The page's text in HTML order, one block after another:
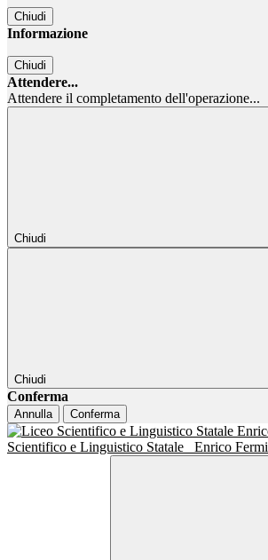
Chiudi
Informazione
Chiudi
Attendere...
Attendere il completamento dell'operazione...
Chiudi
Chiudi
Conferma
Annulla Conferma
Scientifico e Linguistico Statale
Enrico Fermi